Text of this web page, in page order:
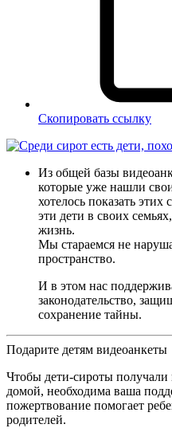
Скопировать ссылку
Из общей базы
которые уже нашли
хотелось показать
эти дети в своих
жизнь.
Мы стараемся не
пространство.
И в этом нас
законодательство,
сохранение тайны.
Подарите детям видеоанкеты
Чтобы дети-сироты
домой, необходима ваша
пожертвование помогает
родителей.